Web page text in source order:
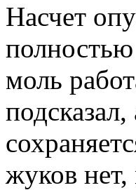
Насчет
моль
жуков